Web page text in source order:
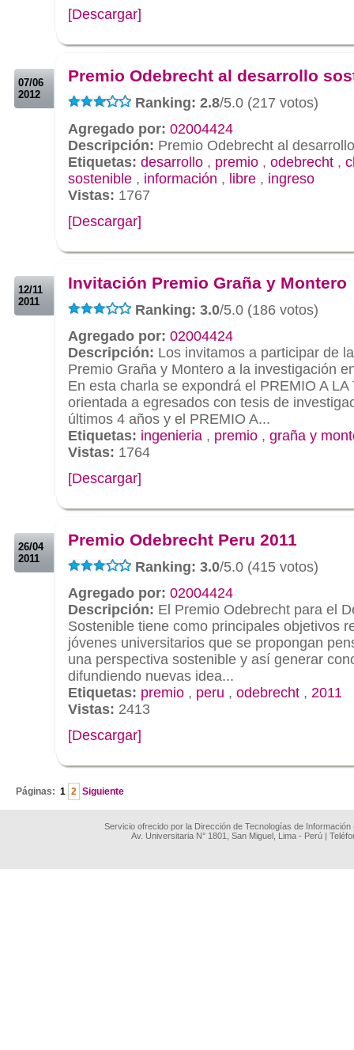
[Descargar]
07/06
2012
Premio Odebrecht al desarrollo
Ranking: 2.8/5.0 (217 votos)
Agregado por: 02004424
Descripción: Premio Odebrecht al
Etiquetas: desarrollo , premio , odebrecht ,
sostenible , información , libre , ingreso
Vistas: 1767
[Descargar]
12/11
2011
Invitación Premio Graña y Montero
Ranking: 3.0/5.0 (186 votos)
Agregado por: 02004424
Descripción: Los invitamos a participar de
Premio Graña y Montero a la investigación
En esta charla se expondrá el PREMIO A
orientada a egresados con tesis de
últimos 4 años y el PREMIO A...
Etiquetas: ingenieria , premio , graña y
Vistas: 1764
[Descargar]
26/04
2011
Premio Odebrecht Peru 2011
Ranking: 3.0/5.0 (415 votos)
Agregado por: 02004424
Descripción: El Premio Odebrecht para el
Sostenible tiene como principales objetivos
jóvenes universitarios que se propongan
una perspectiva sostenible y así generar
difundiendo nuevas idea...
Etiquetas: premio , peru , odebrecht , 2011
Vistas: 2413
[Descargar]
Páginas: 1 2 Siguiente
Servicio ofrecido por la Dirección de Tecnologías de
Av. Universitaria N° 1801, San Miguel, Lima - Perú |